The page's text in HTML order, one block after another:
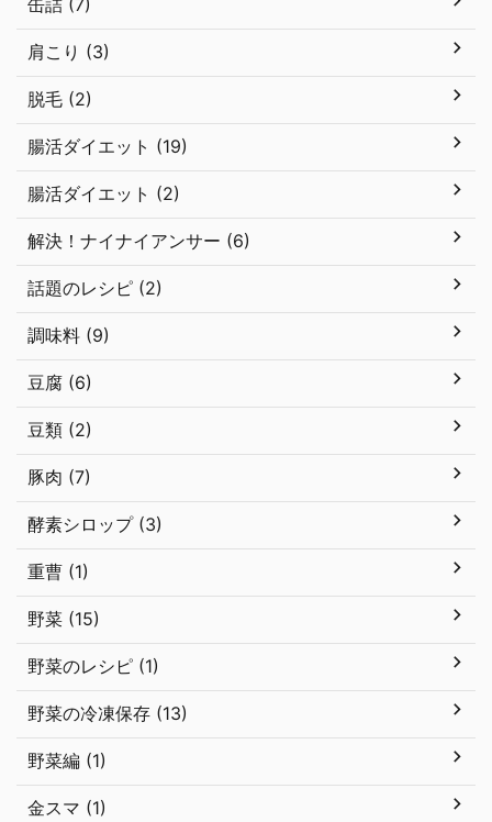
缶詰 (7)
肩こり (3)
脱毛 (2)
腸活ダイエット (19)
腸活ダイエット (2)
解決！ナイナイアンサー (6)
話題のレシピ (2)
調味料 (9)
豆腐 (6)
豆類 (2)
豚肉 (7)
酵素シロップ (3)
重曹 (1)
野菜 (15)
野菜のレシピ (1)
野菜の冷凍保存 (13)
野菜編 (1)
金スマ (1)